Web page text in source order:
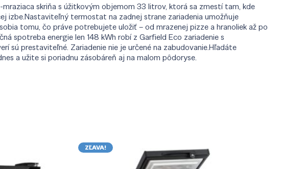
skriňa s úžitkovým objemom 33 litrov, ktorá sa zmestí tam, kde
izbe.Nastaviteľný termostat na zadnej strane zariadenia umožňuje
tomu, čo práve potrebujete uložiť – od mrazenej pizze a hranoliek až po
spotreba energie len 148 kWh robí z Garfield Eco zariadenie s
sú prestaviteľné. Zariadenie nie je určené na zabudovanie.Hľadáte
a užite si poriadnu zásobáreň aj na malom pôdoryse.
ZĽAVA!